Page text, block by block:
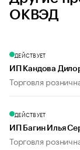
ОКВЭД
ДЕЙСТВУЕТ
ИП Кандова
Торговля
ДЕЙСТВУЕТ
ИП Багин Илья
Торговля